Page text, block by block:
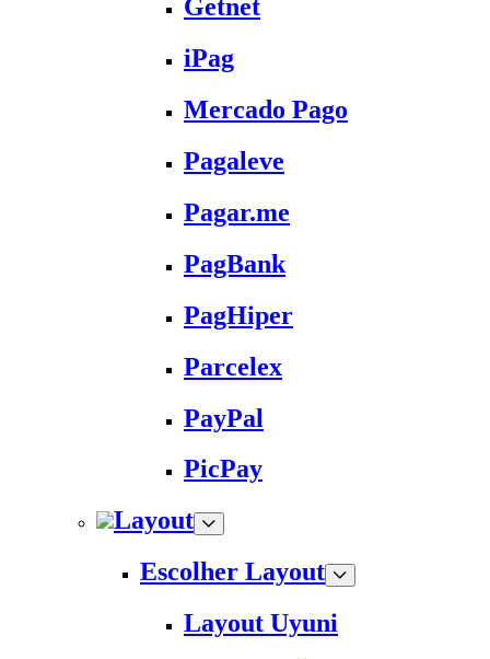
Getnet
iPag
Mercado Pago
Pagaleve
Pagar.me
PagBank
PagHiper
Parcelex
PayPal
PicPay
Layout
Escolher Layout
Layout Uyuni